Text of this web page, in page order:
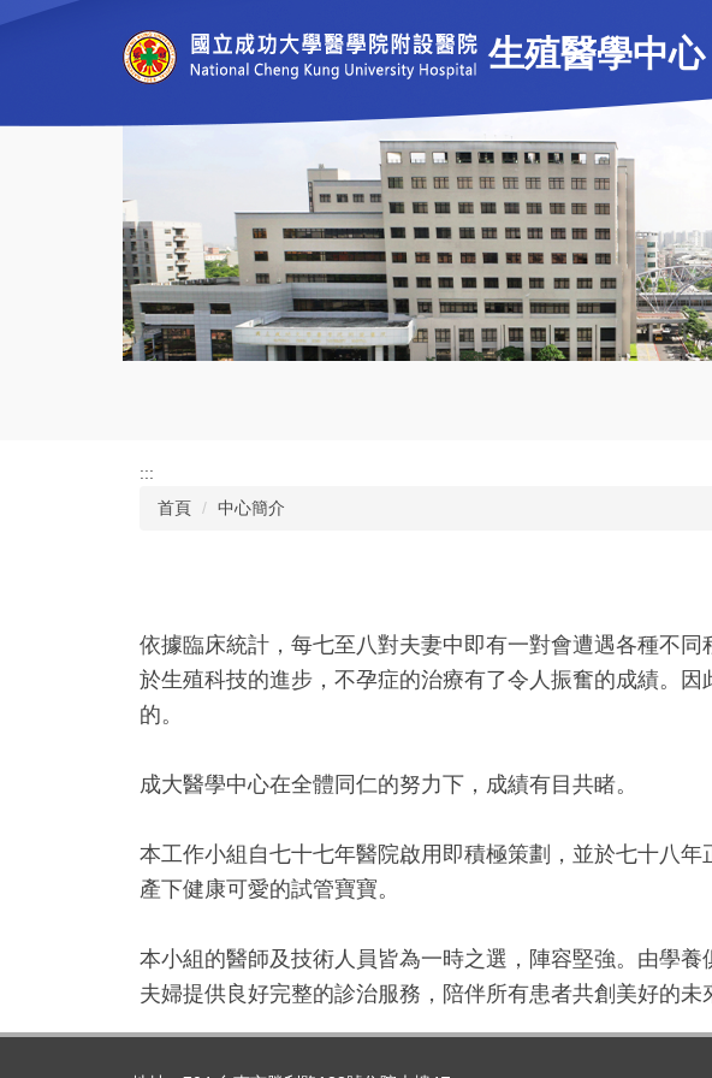
跳
生殖醫學中心
:::
首頁
中心簡介
依據臨床統計，每七至八對夫妻中即有一對會遭遇各種不
於生殖科技的進步，不孕症的治療有了令人振奮的成績。
的。
成大醫學中心在全體同仁的努力下，成績有目共睹。
本工作小組自七十七年醫院啟用即積極策劃，並於七十八
產下健康可愛的試管寶寶。
本小組的醫師及技術人員皆為一時之選，陣容堅強。由學
夫婦提供良好完整的診治服務，陪伴所有患者共創美好的未